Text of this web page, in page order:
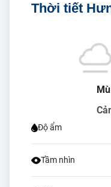
Thời tiết
Độ ẩm
Tầm nhìn